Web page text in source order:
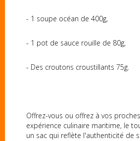
- 1 soupe océan de 400g,
- 1 pot de sauce rouille de 80g,
- Des croutons croustillants 75g.
Offrez-vous ou offrez à vos
expérience culinaire maritime, le
un sac qui reflète l'authenticité de